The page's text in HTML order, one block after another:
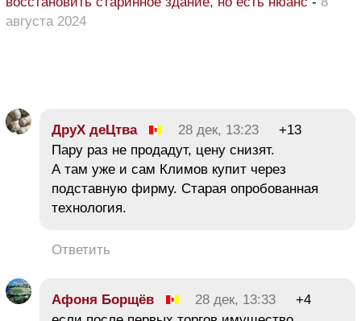
августа 2024
ДруХ деЦтва 28 дек, 13:23
+13
Пару раз не продадут, цену снизят.
А там уже и сам Климов купит через
подставную фирму. Старая опробованная
технология.
Ответить
Афоня Борщёв 28 дек, 13:33
+4